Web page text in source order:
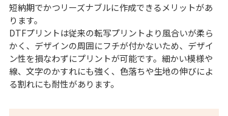
短納期でかつリーズナブルに作成できるメリットがあ
ります。
DTFプリントは従来の転写プリントより風合いが柔ら
かく、デザインの周囲にフチが付かないため、デザイ
ン性を損なわずにプリントが可能です。細かい模様や
線、文字のかすれにも強く、色落ちや生地の伸びによ
る割れにも耐性があります。